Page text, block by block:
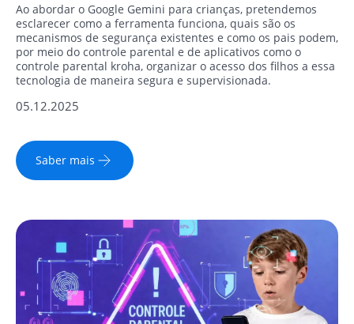
Ao abordar o Google Gemini para crianças, pretendemos
esclarecer como a ferramenta funciona, quais são os
mecanismos de segurança existentes e como os pais podem,
por meio do controle parental e de aplicativos como o
controle parental kroha, organizar o acesso dos filhos a essa
tecnologia de maneira segura e supervisionada.
05.12.2025
Saber mais